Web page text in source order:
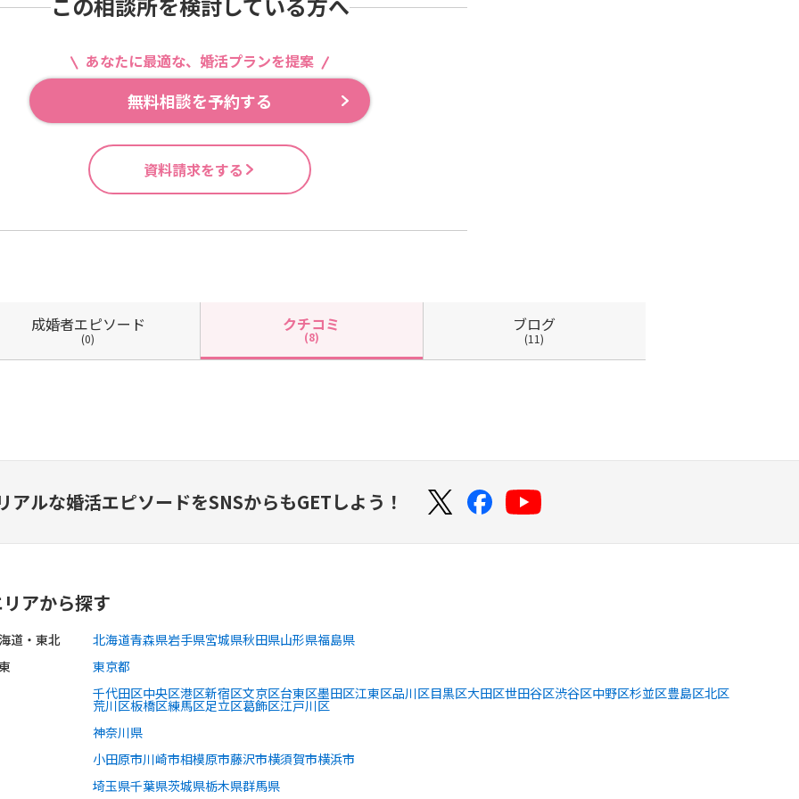
あなたに最適な、婚活プランを提案
無料相談を予約する
資料請求をする
成婚者エピソード
(0)
クチコミ
(8)
ブログ
(11)
アルな婚活エピソードをSNSからもGETしよう！
アから探す
道・東北 北海道青森県岩手県宮城県秋田県山形県福島県
東京都
千代田区中央区港区新宿区文京区台東区墨田区江東区品川区目黒区大田区世田谷区渋谷区中野区杉並区豊島区北区
荒川区板橋区練馬区足立区葛飾区江戸川区
神奈川県
小田原市川崎市相模原市藤沢市横須賀市横浜市
埼玉県千葉県茨城県栃木県群馬県